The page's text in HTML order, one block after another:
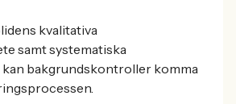
kvalitativa
samt systematiska
bakgrundskontroller komma